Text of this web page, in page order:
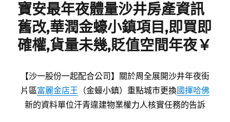
寶安最年夜體量沙井房產資訊
舊改,華潤金蠔小鎮項目,即買即
確權,貨量未幾,貶值空間年夜￥
【沙一股份一起配合公司】關於周全展開沙井年夜街
片區富麗金店王 （金蠔小鎮）重點城市更換國揮哈佛
新的資料單位汗青違建物業權力人核實任務的告訴